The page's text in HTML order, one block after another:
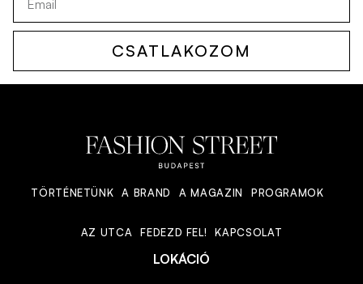
CSATLAKOZOM
TÖRTÉNETÜNK A BRAND A MAGAZIN PROGRAMOK
AZ UTCA FEDEZD FEL! KAPCSOLAT
LOKÁCIÓ